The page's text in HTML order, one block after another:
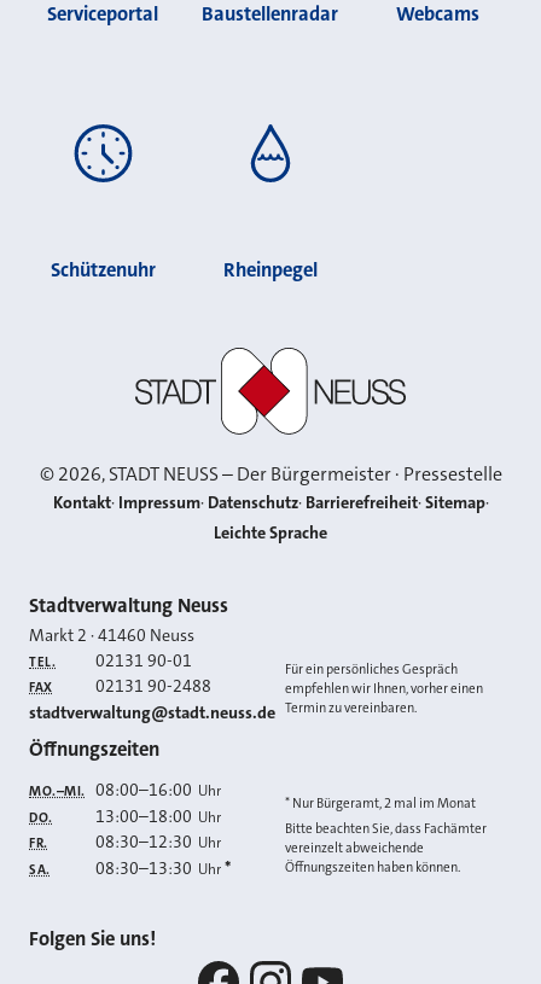
Serviceportal Baustellenradar Webcams
Schützenuhr Rheinpegel
©2026, STADT NEUSS – Der Bürgermeister · Pressestelle
Kontakt Impressum Datenschutz Barrierefreiheit Sitemap
Leichte Sprache
Kontakt
Stadtverwaltung Neuss
Markt 2 ·41460 Neuss
TEL. 02131 90-01
FAX 02131 90-2488
E-MAIL
stadtverwaltung@stadt.neuss.de
Für ein persönliches Gespräch
empfehlen wir Ihnen, vorher einen
Termin zu vereinbaren.
Öffnungszeiten
MO.–MI. 08:00–16:00 Uhr
DO. 13:00–18:00 Uhr
FR. 08:30–12:30 Uhr
SA. 08:30–13:30 Uhr *
* Nur Bürgeramt, 2 mal im Monat
Bitte beachten Sie, dass Fachämter
vereinzelt abweichende
Öffnungszeiten haben können.
Folgen Sie uns!